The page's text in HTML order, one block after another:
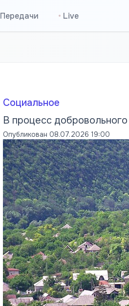
Передачи • Live
Социальное
В процесс
Опубликован 08.07.2026 19:00